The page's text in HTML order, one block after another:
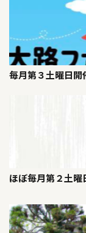
毎月第３土曜日開
ほぼ毎月第２土曜